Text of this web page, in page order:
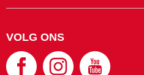
VOLG ONS